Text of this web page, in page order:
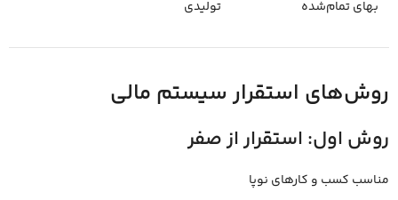
بهای تمام‌شده تولیدی
روش‌های استقرار سیستم مالی
روش اول: استقرار از صفر
مناسب کسب ‌و کارهای نوپا